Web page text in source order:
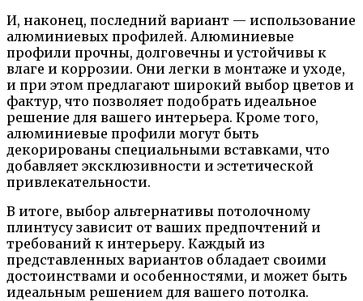
И, наконец, последний вариант — использование
алюминиевых профилей. Алюминиевые
профили прочны, долговечны и устойчивы к
влаге и коррозии. Они легки в монтаже и уходе,
и при этом предлагают широкий выбор цветов и
фактур, что позволяет подобрать идеальное
решение для вашего интерьера. Кроме того,
алюминиевые профили могут быть
декорированы специальными вставками, что
добавляет эксклюзивности и эстетической
привлекательности.
В итоге, выбор альтернативы потолочному
плинтусу зависит от ваших предпочтений и
требований к интерьеру. Каждый из
представленных вариантов обладает своими
достоинствами и особенностями, и может быть
идеальным решением для вашего потолка.